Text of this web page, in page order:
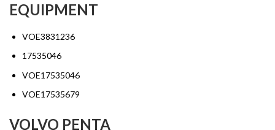
EQUIPMENT
VOE3831236
17535046
VOE17535046
VOE17535679
VOLVO PENTA